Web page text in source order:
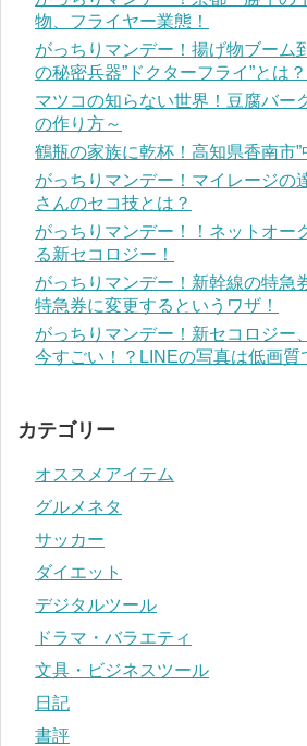
物、フライヤー業態！
がっちりマンデー！揚げ物ブーム
の秘密兵器”ドクターフライ”とは？
マツコの知らない世界！豆腐バー
の作り方～
鶴瓶の家族に乾杯！高知県香南市”
がっちりマンデー！マイレージの
さんのセコ技とは？
がっちりマンデー！！ネットオー
る新セコロジー！
がっちりマンデー！新幹線の特急
特急券に変更するというワザ！
がっちりマンデー！新セコロジ
今すごい！？LINEの写真は低画質
カテゴリー
オススメアイテム
グルメネタ
サッカー
ダイエット
デジタルツール
ドラマ・バラエティ
文具・ビジネスツール
日記
書評